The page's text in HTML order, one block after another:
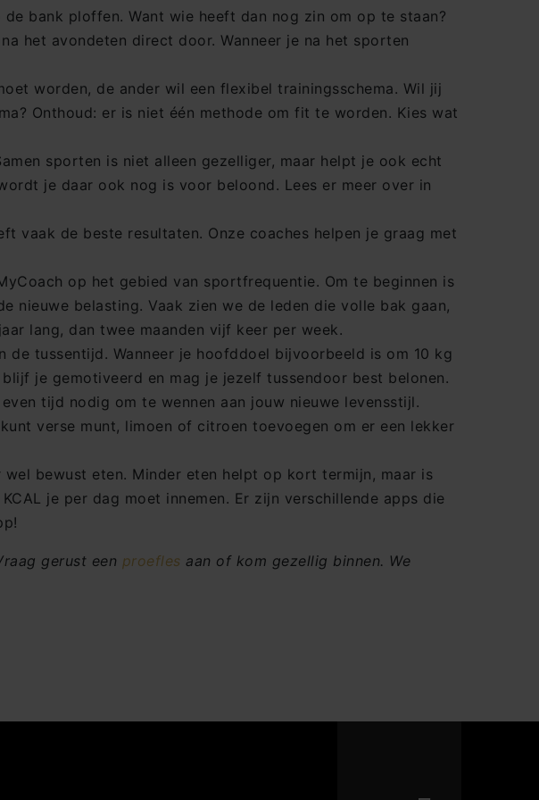
bank ploffen. Want wie heeft dan nog zin om op te staan?
het avondeten direct door. Wanneer je na het sporten
worden, de ander wil een flexibel trainingsschema. Wil jij
Onthoud: er is niet één methode om fit te worden. Kies wat
sporten is niet alleen gezelliger, maar helpt je ook echt
je daar ook nog is voor beloond. Lees er meer over in
vaak de beste resultaten. Onze coaches helpen je graag met
op het gebied van sportfrequentie. Om te beginnen is
nieuwe belasting. Vaak zien we de leden die volle bak gaan,
lang, dan twee maanden vijf keer per week.
tussentijd. Wanneer je hoofddoel bijvoorbeeld is om 10 kg
je gemotiveerd en mag je jezelf tussendoor best belonen.
tijd nodig om te wennen aan jouw nieuwe levensstijl.
verse munt, limoen of citroen toevoegen om er een lekker
wel bewust eten. Minder eten helpt op kort termijn, maar is
je per dag moet innemen. Er zijn verschillende apps die
gerust een proefles aan of kom gezellig binnen. We